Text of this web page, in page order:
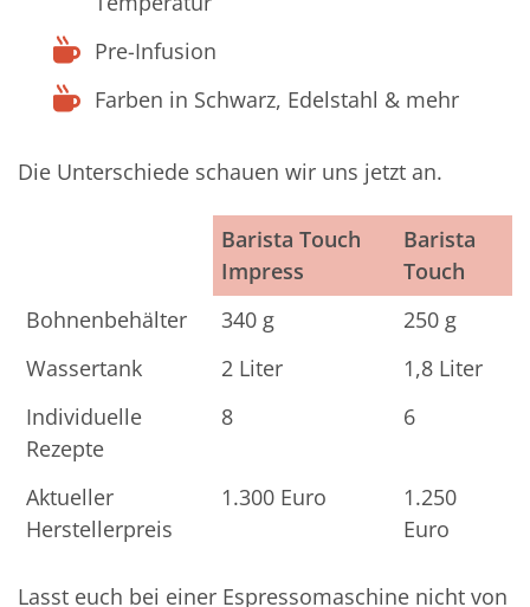
Pre-Infusion
Farben in Schwarz, Edelstahl & mehr
Die Unterschiede schauen wir uns jetzt an.
Barista Touch
Impress
Barista
Touch
Barista Touch
Barista
Bohnenbehälter 340 g
250 g
Wassertank
2 Liter
1,8 Liter
Individuelle
Rezepte
8 6
Aktueller
Herstellerpreis
1.300 Euro
1.250
Euro
Lasst euch bei einer Espressomaschine nicht von